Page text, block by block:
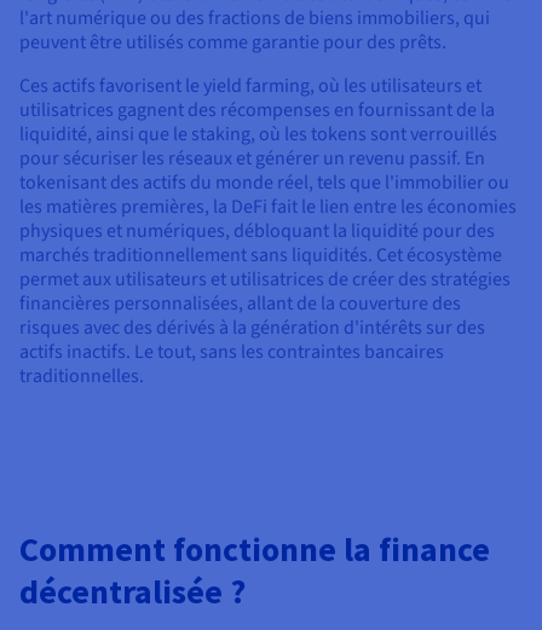
l'art numérique ou des fractions de biens immobiliers, qui
peuvent être utilisés comme garantie pour des prêts.
Ces actifs favorisent le yield farming, où les utilisateurs et
utilisatrices gagnent des récompenses en fournissant de la
liquidité, ainsi que le staking, où les tokens sont verrouillés
pour sécuriser les réseaux et générer un revenu passif. En
tokenisant des actifs du monde réel, tels que l'immobilier ou
les matières premières, la DeFi fait le lien entre les économies
physiques et numériques, débloquant la liquidité pour des
marchés traditionnellement sans liquidités. Cet écosystème
permet aux utilisateurs et utilisatrices de créer des stratégies
financières personnalisées, allant de la couverture des
risques avec des dérivés à la génération d'intérêts sur des
actifs inactifs. Le tout, sans les contraintes bancaires
traditionnelles.
Comment fonctionne la finance
décentralisée ?